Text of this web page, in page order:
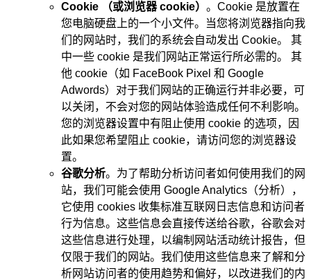
Cookie （或浏览器 cookie） 。Cookie 是放置在
您电脑硬盘上的一个小文件。当您将浏览器指向我
们的网站时，我们的系统会自动发出 Cookie。 其
中一些 cookie 是我们网站正常运行所必需的。 其
他 cookie（如 FaceBook Pixel 和 Google
Adwords）对于我们网站的正确运行并非必要，可
以关闭，不会对您的网站体验造成任何不利影响。
您的浏览器设置中有阻止使用 cookie 的选项，因
此如果您希望阻止 cookie，请访问您的浏览器设
置。
谷歌分析。为了帮助分析访问者如何使用我们的网
站，我们可能会使用 Google Analytics（分析），
它使用 cookies 收集标准互联网日志信息和访问者
行为信息。这些信息会直接传送给谷歌，谷歌会对
这些信息进行处理，以编制网站活动统计报告，但
仅限于我们的网站。我们使用这些信息来了解和分
析网站访问者的使用趋势和偏好，以改进我们的内